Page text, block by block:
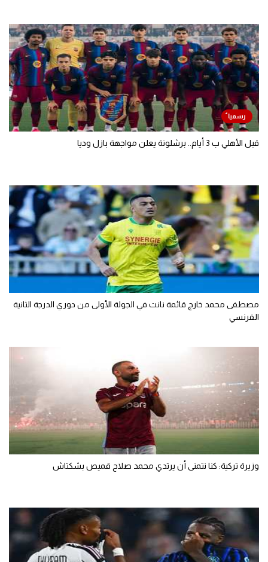
قبل الأهلي ب 3 أيام.. برشلونة يعلن مواجهة بازل وديا
مصطفى محمد خارج قائمة نانت في الجولة الأولى من دوري الدرجة الثانية
الفرنسي
وزيرة تركية: كنا نتمنى أن يرتدي محمد صلاح قميص بشكتاش